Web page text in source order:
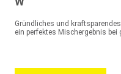
Gründliches und
ein perfektes Mischergebnis bei